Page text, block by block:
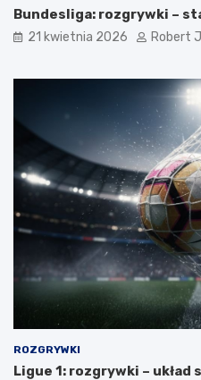
Bundesliga: rozgrywki –
21 kwietnia 2026 Robert
ROZGRYWKI
Ligue 1: rozgrywki – układ